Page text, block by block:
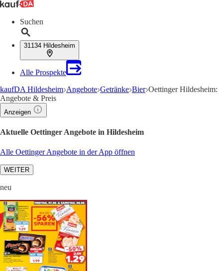
Suchen
31134 Hildesheim
Alle Prospekte
kaufDA Hildesheim Angebote Getränke Bier Oettinger Hildesheim:
Angebote & Preis
Anzeigen
Aktuelle Oettinger Angebote in Hildesheim
Alle Oettinger Angebote in der App öffnen
WEITER
neu